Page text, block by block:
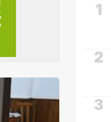
1
2
3